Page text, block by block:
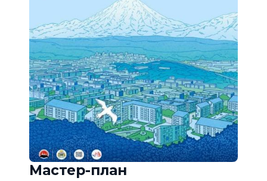
Мастер-план